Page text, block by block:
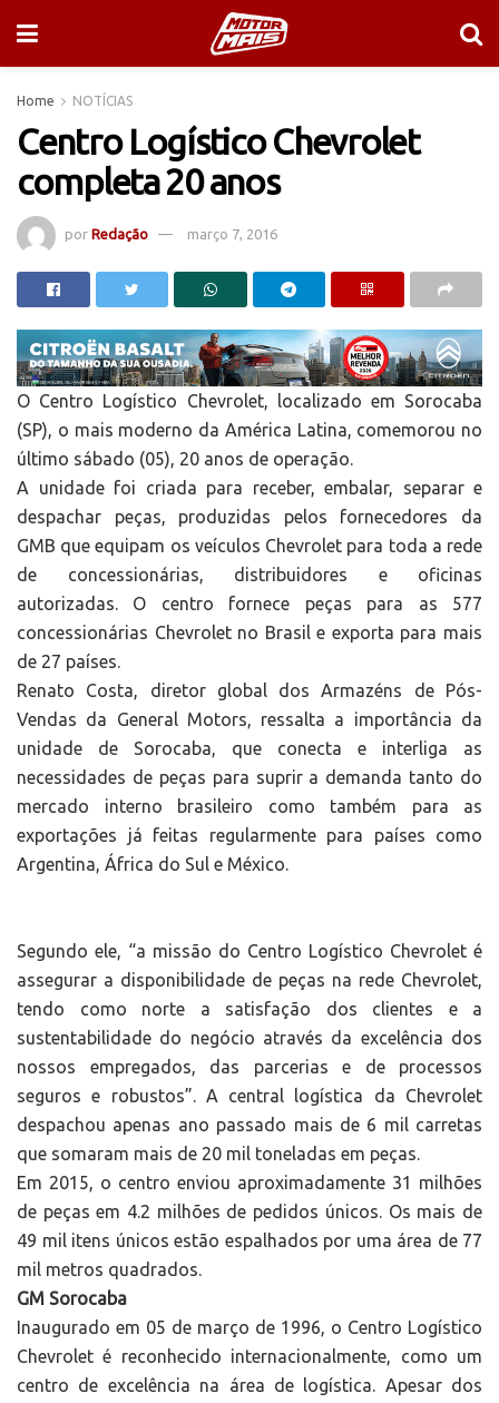
Home NOTÍCIAS
Centro Logístico Chevrolet
completa 20 anos
por Redação março 7, 2016
O Centro Logístico Chevrolet, localizado em Sorocaba
(SP), o mais moderno da América Latina, comemorou no
último sábado (05), 20 anos de operação.
A unidade foi criada para receber, embalar, separar e
despachar peças, produzidas pelos fornecedores da
GMB que equipam os veículos Chevrolet para toda a rede
de concessionárias, distribuidores e oficinas
autorizadas. O centro fornece peças para as 577
concessionárias Chevrolet no Brasil e exporta para mais
de 27 países.
Renato Costa, diretor global dos Armazéns de Pós-
Vendas da General Motors, ressalta a importância da
unidade de Sorocaba, que conecta e interliga as
necessidades de peças para suprir a demanda tanto do
mercado interno brasileiro como também para as
exportações já feitas regularmente para países como
Argentina, África do Sul e México.
Segundo ele, “a missão do Centro Logístico Chevrolet é
assegurar a disponibilidade de peças na rede Chevrolet,
tendo como norte a satisfação dos clientes e a
sustentabilidade do negócio através da excelência dos
nossos empregados, das parcerias e de processos
seguros e robustos”. A central logística da Chevrolet
despachou apenas ano passado mais de 6 mil carretas
que somaram mais de 20 mil toneladas em peças.
Em 2015, o centro enviou aproximadamente 31 milhões
de peças em 4.2 milhões de pedidos únicos. Os mais de
49 mil itens únicos estão espalhados por uma área de 77
mil metros quadrados.
GM Sorocaba
Inaugurado em 05 de março de 1996, o Centro Logístico
Chevrolet é reconhecido internacionalmente, como um
centro de excelência na área de logística. Apesar dos